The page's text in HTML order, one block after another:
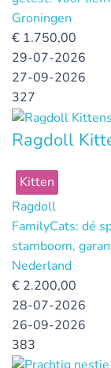
Groningen
€ 1.750,00
29-07-2026
27-09-2026
327
Ragdoll
Kitten
Ragdoll
FamilyCats: dé
stamboom,
Nederland
€ 2.200,00
28-07-2026
26-09-2026
383